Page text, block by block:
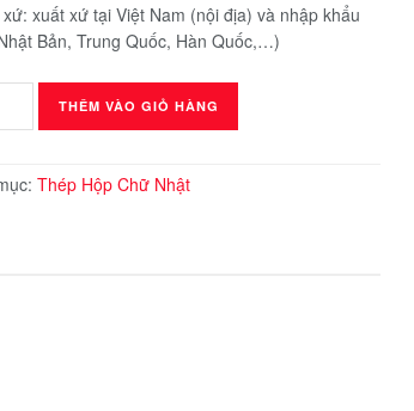
xứ: xuất xứ tại Việt Nam (nội địa) và nhập khẩu
Bản, Trung Quốc, Hàn Quốc,…)
THÊM VÀO GIỎ HÀNG
Thép Hộp Chữ Nhật